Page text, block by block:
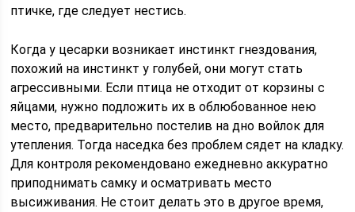
птичке, где следует нестись.
Когда у цесарки возникает инстинкт гнездования,
похожий на инстинкт у голубей, они могут стать
агрессивными. Если птица не отходит от корзины с
яйцами, нужно подложить их в облюбованное нею
место, предварительно постелив на дно войлок для
утепления. Тогда наседка без проблем сядет на кладку.
Для контроля рекомендовано ежедневно аккуратно
приподнимать самку и осматривать место
высиживания. Не стоит делать это в другое время,